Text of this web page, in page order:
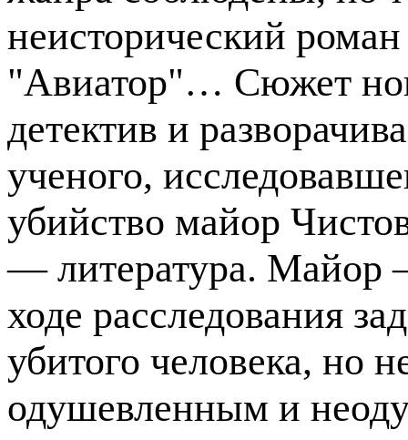
неисторический
"Авиатор"… Сюжет
детектив и
ученого,
убийство майор
— литература. Майор
ходе расследования
убитого человека, но
одушевленным и